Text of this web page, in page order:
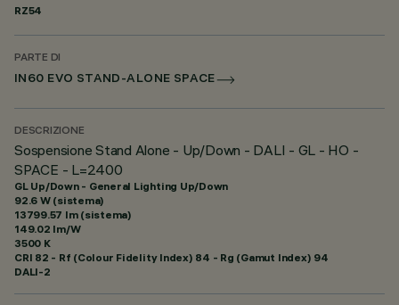
RZ54
PARTE DI
IN60 EVO STAND-ALONE SPACE
DESCRIZIONE
Sospensione Stand Alone - Up/Down - DALI - GL - HO -
SPACE - L=2400
GL Up/Down - General Lighting Up/Down
92.6 W (sistema)
13799.57 lm (sistema)
149.02 lm/W
3500 K
CRI 82 - Rf (Colour Fidelity Index) 84 - Rg (Gamut Index) 94
DALI-2